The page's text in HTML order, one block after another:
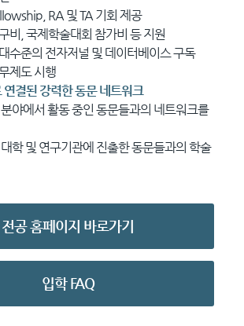
RA 및 TA 기회 제공
비, 국제학술대회 참가비 등 지원
수준의 전자저널 및 데이터베이스 구독
제도 시행
연결된 강력한 동문 네트워크
야에서 활동 중인 동문들과의 네트워크를
학 및 연구기관에 진출한 동문들과의 학술
전공 홈페이지 바로가기
입학 FAQ